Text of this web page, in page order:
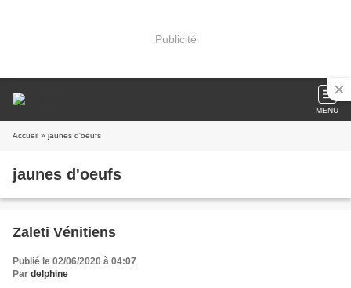
Publicité
MENU
Accueil » jaunes d'oeufs
jaunes d'oeufs
Zaleti Vénitiens
Publié le 02/06/2020 à 04:07
Par delphine